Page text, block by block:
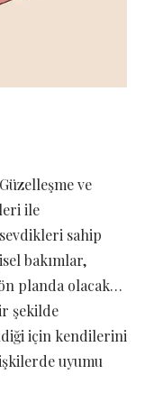
ve
ile
sahip
bakımlar,
planda olacak…
şekilde
için kendilerini
uyumu